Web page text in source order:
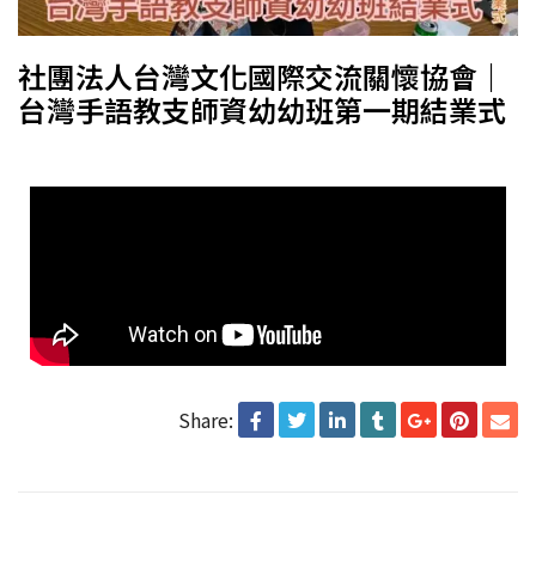
社團法人台灣文化國際交流關懷協會｜
台灣手語教支師資幼幼班第一期結業式
Share: